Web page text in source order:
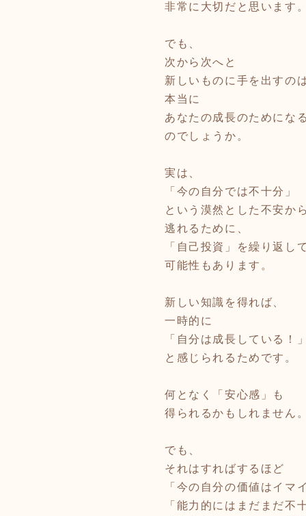
非常に大切だと思います。
でも、
次から次へと
新しいものに手を出すのは
本当に
あなたの成長のためになる
のでしょうか。
実は、
「今の自分では不十分」
という漠然とした不安から
逃れるために、
「自己投資」を繰り返し
可能性もあります。
新しい知識を得れば、
一時的に
「自分は成長している！」
と感じられるためです。
何となく「安心感」も
得られるかもしれません。
でも、
それはすればするほど
「今の自分の価値はイマ
「能力的にはまだまだ不